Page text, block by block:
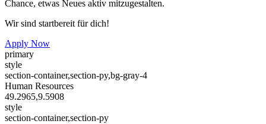
Chance, etwas Neues aktiv mitzugestalten.
Wir sind startbereit für dich!
Apply Now
primary
style
section-container,section-py,bg-gray-4
Human Resources
49.2965,9.5908
style
section-container,section-py